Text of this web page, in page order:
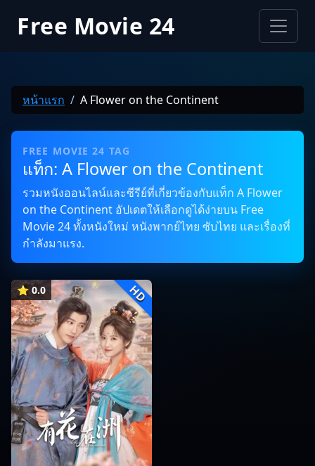
Free Movie 24
หน้าแรก A Flower on the Continent
FREE MOVIE 24 TAG
แท็ก: A Flower on the Continent
รวมหนังออนไลน์และซีรีย์ที่เกี่ยวข้องกับแท็ก A Flower
on the Continent อัปเดตให้เลือกดูได้ง่ายบน Free
Movie 24 ทั้งหนังใหม่ หนังพากย์ไทย ซับไทย และเรื่องที่
กำลังมาแรง.
⭐ 0.0 HD